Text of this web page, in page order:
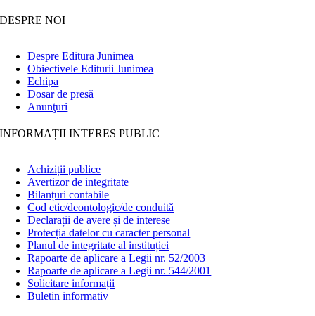
DESPRE NOI
Despre Editura Junimea
Obiectivele Editurii Junimea
Echipa
Dosar de presă
Anunţuri
INFORMAȚII INTERES PUBLIC
Achiziții publice
Avertizor de integritate
Bilanțuri contabile
Cod etic/deontologic/de conduită
Declarații de avere și de interese
Protecția datelor cu caracter personal
Planul de integritate al instituției
Rapoarte de aplicare a Legii nr. 52/2003
Rapoarte de aplicare a Legii nr. 544/2001
Solicitare informații
Buletin informativ